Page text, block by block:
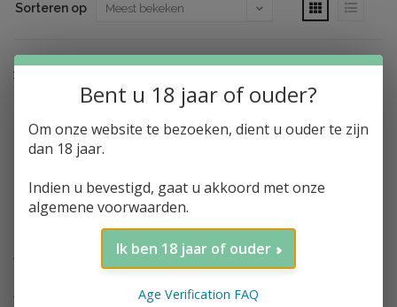
Sorteren op
Nothing found
Bent u 18 jaar of ouder?
Om onze website te bezoeken, dient u ouder te zijn
dan 18 jaar.
Indien u bevestigd, gaat u akkoord met onze
algemene voorwaarden.
Ik ben 18 jaar of ouder
Age Verification FAQ